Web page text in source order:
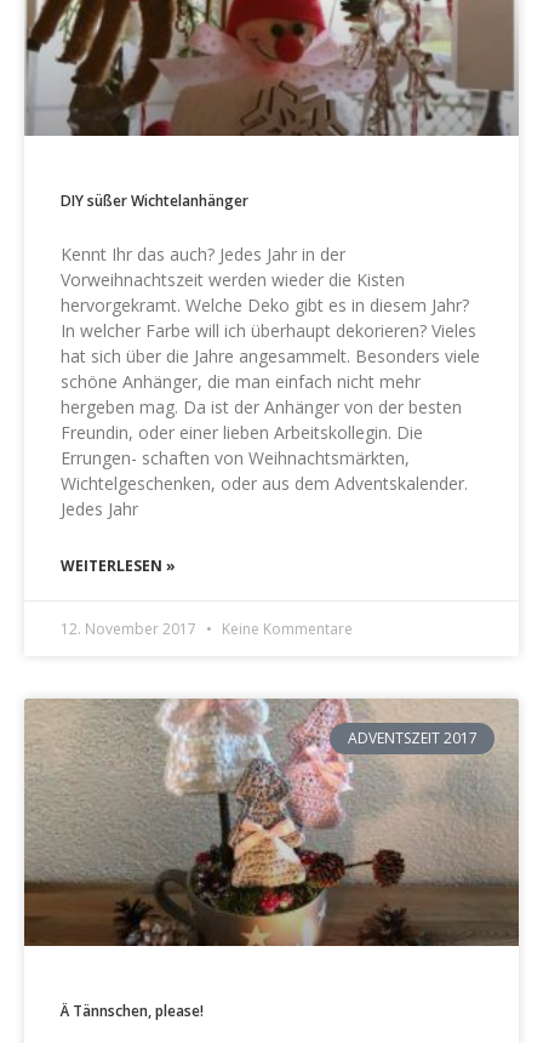
DIY süßer Wichtelanhänger
Kennt Ihr das auch? Jedes Jahr in der
Vorweihnachtszeit werden wieder die Kisten
hervorgekramt. Welche Deko gibt es in diesem Jahr?
In welcher Farbe will ich überhaupt dekorieren? Vieles
hat sich über die Jahre angesammelt. Besonders viele
schöne Anhänger, die man einfach nicht mehr
hergeben mag. Da ist der Anhänger von der besten
Freundin, oder einer lieben Arbeitskollegin. Die
Errungen- schaften von Weihnachtsmärkten,
Wichtelgeschenken, oder aus dem Adventskalender.
Jedes Jahr
WEITERLESEN »
12. November 2017 Keine Kommentare
ADVENTSZEIT 2017
Ä Tännschen, please!